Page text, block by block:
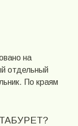
на
отдельный
По краям